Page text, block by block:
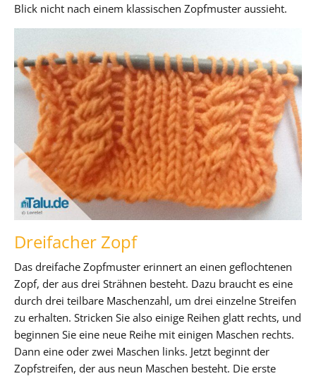
Blick nicht nach einem klassischen Zopfmuster aussieht.
Dreifacher Zopf
Das dreifache Zopfmuster erinnert an einen geflochtenen
Zopf, der aus drei Strähnen besteht. Dazu braucht es eine
durch drei teilbare Maschenzahl, um drei einzelne Streifen
zu erhalten. Stricken Sie also einige Reihen glatt rechts, und
beginnen Sie eine neue Reihe mit einigen Maschen rechts.
Dann eine oder zwei Maschen links. Jetzt beginnt der
Zopfstreifen, der aus neun Maschen besteht. Die erste